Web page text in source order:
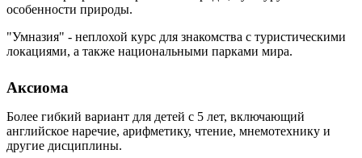
особенности природы.
"Умназия" - неплохой курс для знакомства с туристическими
локациями, а также национальными парками мира.
Аксиома
Более гибкий вариант для детей с 5 лет, включающий
английское наречие, арифметику, чтение, мнемотехнику и
другие дисциплины.